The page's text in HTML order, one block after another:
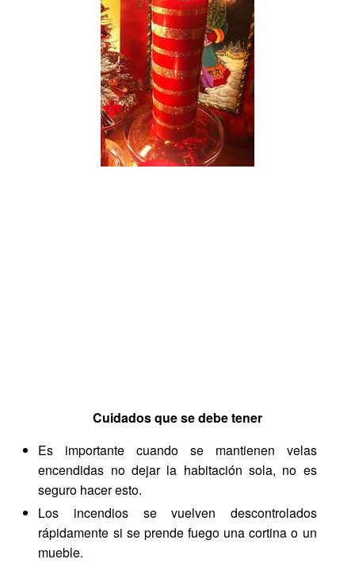
Cuidados que se debe tener
Es importante cuando se mantienen velas
encendidas no dejar la habitación sola, no es
seguro hacer esto.
Los incendios se vuelven descontrolados
rápidamente si se prende fuego una cortina o un
mueble.